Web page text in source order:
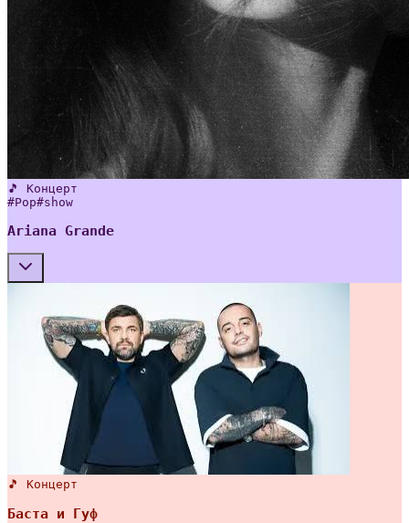
🎵 Концерт
#Pop#show
Ariana Grande
🎵 Концерт
Баста и Гуф